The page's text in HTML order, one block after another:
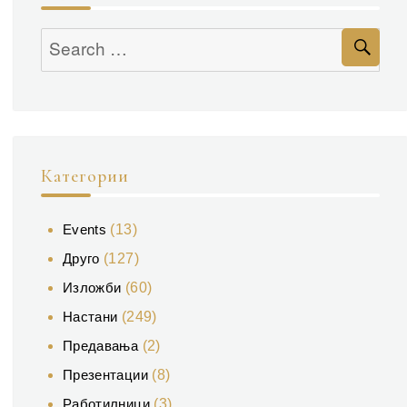
Search
Категории
Events (13)
Друго (127)
Изложби (60)
Настани (249)
Предавања (2)
Презентации(8)
Работилници(3)